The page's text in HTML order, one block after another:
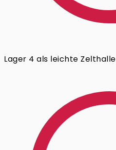
Lager 4 als leichte Zelthalle